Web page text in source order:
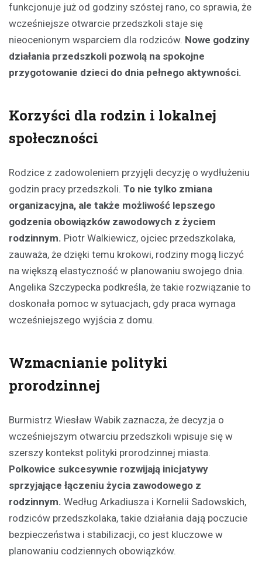
funkcjonuje już od godziny szóstej rano, co sprawia, że
wcześniejsze otwarcie przedszkoli staje się
nieocenionym wsparciem dla rodziców. Nowe godziny
działania przedszkoli pozwolą na spokojne
przygotowanie dzieci do dnia pełnego aktywności.
Korzyści dla rodzin i lokalnej
społeczności
Rodzice z zadowoleniem przyjęli decyzję o wydłużeniu
godzin pracy przedszkoli. To nie tylko zmiana
organizacyjna, ale także możliwość lepszego
godzenia obowiązków zawodowych z życiem
rodzinnym. Piotr Walkiewicz, ojciec przedszkolaka,
zauważa, że dzięki temu krokowi, rodziny mogą liczyć
na większą elastyczność w planowaniu swojego dnia.
Angelika Szczypecka podkreśla, że takie rozwiązanie to
doskonała pomoc w sytuacjach, gdy praca wymaga
wcześniejszego wyjścia z domu.
Wzmacnianie polityki
prorodzinnej
Burmistrz Wiesław Wabik zaznacza, że decyzja o
wcześniejszym otwarciu przedszkoli wpisuje się w
szerszy kontekst polityki prorodzinnej miasta.
Polkowice sukcesywnie rozwijają inicjatywy
sprzyjające łączeniu życia zawodowego z
rodzinnym. Według Arkadiusza i Kornelii Sadowskich,
rodziców przedszkolaka, takie działania dają poczucie
bezpieczeństwa i stabilizacji, co jest kluczowe w
planowaniu codziennych obowiązków.